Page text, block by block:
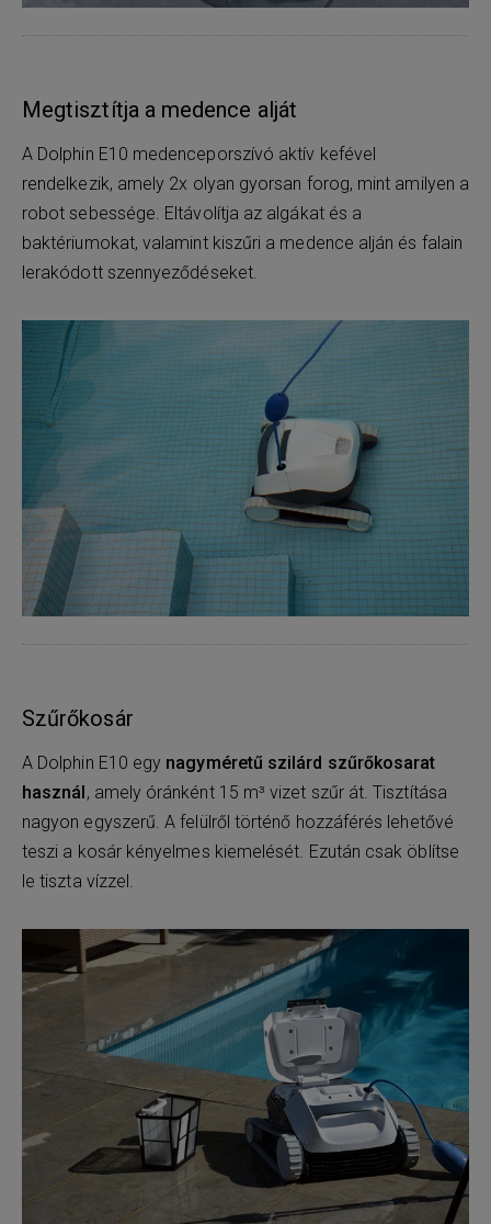
Megtisztítja a medence alját
A Dolphin E10 medenceporszívó aktív kefével
rendelkezik, amely 2x olyan gyorsan forog, mint amilyen a
robot sebessége. Eltávolítja az algákat és a
baktériumokat, valamint kiszűri a medence alján és falain
lerakódott szennyeződéseket.
Szűrőkosár
A Dolphin E10 egy nagyméretű szilárd szűrőkosarat
használ, amely óránként 15 m³ vizet szűr át. Tisztítása
nagyon egyszerű. A felülről történő hozzáférés lehetővé
teszi a kosár kényelmes kiemelését. Ezután csak öblítse
le tiszta vízzel.